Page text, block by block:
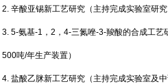
2.辛酸亚锡新工艺研究（主持完成实验室研
3. 5-氨基-1 ，2 ，4-三氮唑-3-羧酸的合成工艺
500吨/年生产装置）
4.盐酸乙脒新工艺研究（主持完成实验室及